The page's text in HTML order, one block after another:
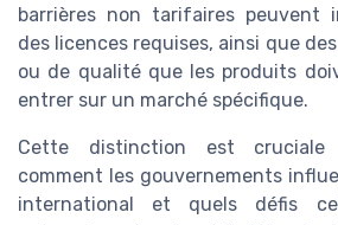
barrières non tarifaires peuvent
des licences requises, ainsi que
ou de qualité que les produits
entrer sur un marché spécifique.
Cette distinction est cruciale
comment les gouvernements
international et quels défis